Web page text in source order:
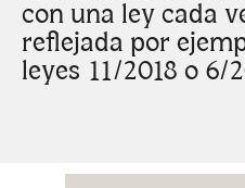
con una ley cada
reflejada por
leyes 11/2018 o 6/